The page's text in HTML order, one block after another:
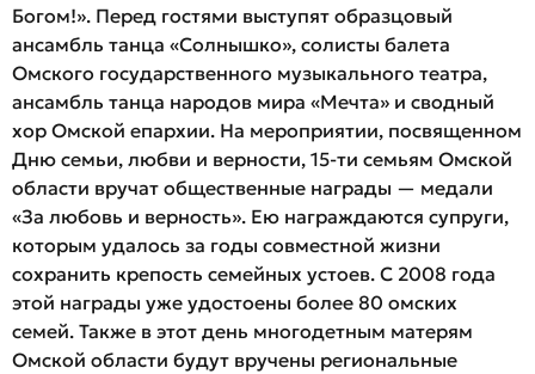
Богом!». Перед гостями выступят образцовый
ансамбль танца «Солнышко», солисты балета
Омского государственного музыкального театра,
ансамбль танца народов мира «Мечта» и сводный
хор Омской епархии. На мероприятии, посвященном
Дню семьи, любви и верности, 15-ти семьям Омской
области вручат общественные награды — медали
«За любовь и верность». Ею награждаются супруги,
которым удалось за годы совместной жизни
сохранить крепость семейных устоев. С 2008 года
этой награды уже удостоены более 80 омских
семей. Также в этот день многодетным матерям
Омской области будут вручены региональные